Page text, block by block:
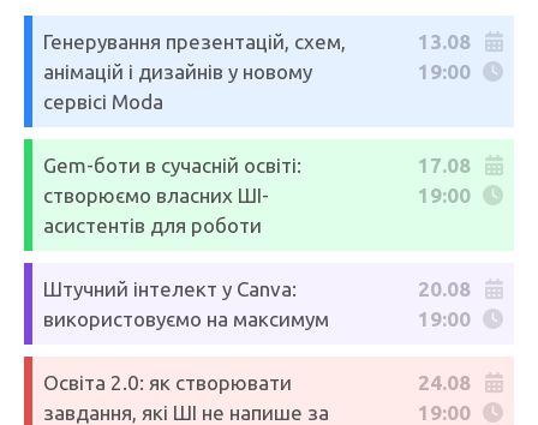
Генерування презентацій, схем,
анімацій і дизайнів у новому
сервісі Moda
13.08
19:00
Gem-боти в сучасній освіті:
створюємо власних ШІ-
асистентів для роботи
17.08
19:00
Штучний інтелект у Canva:
використовуємо на максимум
20.08
19:00
Освіта 2.0: як створювати
завдання, які ШІ не напише за
24.08
19:00